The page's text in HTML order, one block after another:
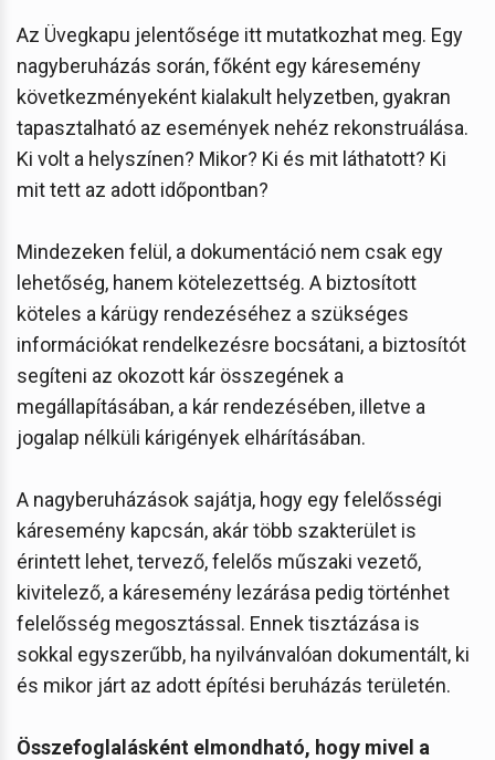
Az Üvegkapu jelentősége itt mutatkozhat meg. Egy
nagyberuházás során, főként egy káresemény
következményeként kialakult helyzetben, gyakran
tapasztalható az események nehéz rekonstruálása.
Ki volt a helyszínen? Mikor? Ki és mit láthatott? Ki
mit tett az adott időpontban?
Mindezeken felül, a dokumentáció nem csak egy
lehetőség, hanem kötelezettség. A biztosított
köteles a kárügy rendezéséhez a szükséges
információkat rendelkezésre bocsátani, a biztosítót
segíteni az okozott kár összegének a
megállapításában, a kár rendezésében, illetve a
jogalap nélküli kárigények elhárításában.
A nagyberuházások sajátja, hogy egy felelősségi
káresemény kapcsán, akár több szakterület is
érintett lehet, tervező, felelős műszaki vezető,
kivitelező, a káresemény lezárása pedig történhet
felelősség megosztással. Ennek tisztázása is
sokkal egyszerűbb, ha nyilvánvalóan dokumentált, ki
és mikor járt az adott építési beruházás területén.
Összefoglalásként elmondható, hogy mivel a